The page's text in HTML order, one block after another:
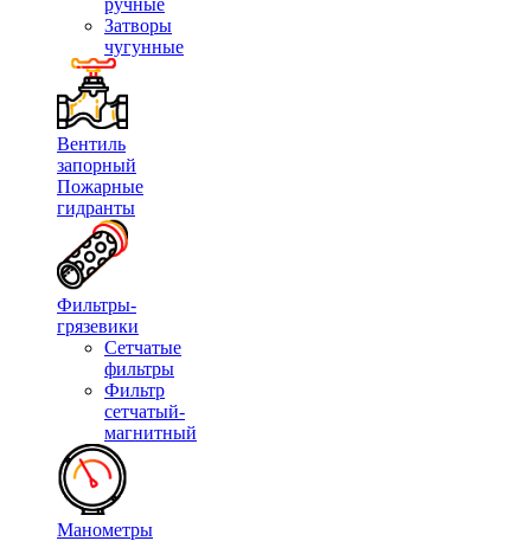
ручные
Затворы
чугунные
Вентиль
запорный
Пожарные
гидранты
Фильтры-
грязевики
Сетчатые
фильтры
Фильтр
сетчатый-
магнитный
Манометры